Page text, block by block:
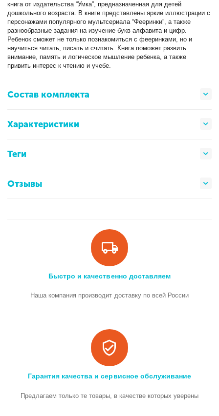
книга от издательства “Умка”, предназначенная для детей
дошкольного возраста. В книге представлены яркие иллюстрации с
персонажами популярного мультсериала “Фееринки”, а также
разнообразные задания на изучение букв алфавита и цифр.
Ребенок сможет не только познакомиться с фееринками, но и
научиться читать, писать и считать. Книга поможет развить
внимание, память и логическое мышление ребенка, а также
привить интерес к чтению и учебе.
Состав комплекта
Характеристики
Теги
Отзывы
Быстро и качественно доставляем
Наша компания производит доставку по всей России
Гарантия качества и сервисное обслуживание
Предлагаем только те товары, в качестве которых уверены